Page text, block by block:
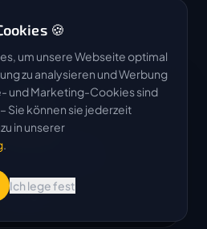
4.9 / 5
50 Bewertungen
Google
🍪
um unsere Webseite optimal
zu analysieren und Werbung
und Marketing-Cookies sind
Sie können sie jederzeit
in unserer
.
Ich lege fest